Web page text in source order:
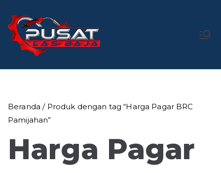
konten
Baja
Pusat Bengkel Las Profesional di Indonesia
Beranda / Produk dengan tag “Harga Pagar BRC
Pamijahan”
Harga Pagar